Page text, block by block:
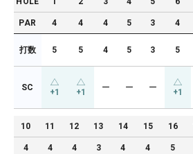
PAR 4 4 4 5 3 4
打数 5 5 4 5 3 5
SC +1 +1 ー ー ー +1
10 11 12 13 14 15 16
4 4 4 3 4 4 5